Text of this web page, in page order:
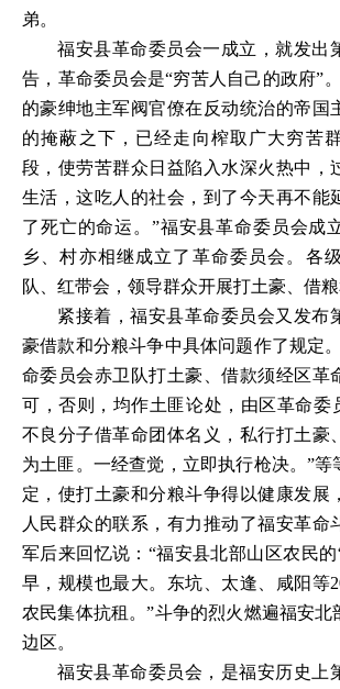
弟。
福安县革命委员会一成立，就发出
告，革命委员会是“穷苦人自己的政府”
的豪绅地主军阀官僚在反动统治的帝国
的掩蔽之下，已经走向榨取广大穷苦
段，使劳苦群众日益陷入水深火热中，
生活，这吃人的社会，到了今天再不能
了死亡的命运。”福安县革命委员会成
乡、村亦相继成立了革命委员会。各
队、红带会，领导群众开展打土豪、借粮
紧接着，福安县革命委员会又发布
豪借款和分粮斗争中具体问题作了规定
命委员会赤卫队打土豪、借款须经区革
可，否则，均作土匪论处，由区革命委
不良分子借革命团体名义，私行打土豪
为土匪。一经查觉，立即执行枪决。”
定，使打土豪和分粮斗争得以健康发展
人民群众的联系，有力推动了福安革命
军后来回忆说：“福安县北部山区农民的
早，规模也最大。东坑、太逢、咸阳等
农民集体抗租。”斗争的烈火燃遍福安北
边区。
福安县革命委员会，是福安历史上